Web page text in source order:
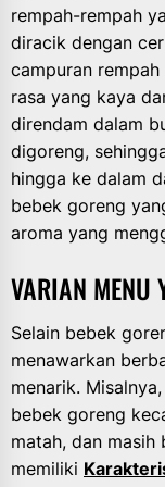
rempah-rempah
diracik dengan
campuran
rasa yang kaya
direndam dalam
digoreng,
hingga ke dalam
bebek goreng
aroma yang
VARIAN MENU
Selain bebek
menawarkan
menarik.
bebek goreng
matah, dan masih
memiliki